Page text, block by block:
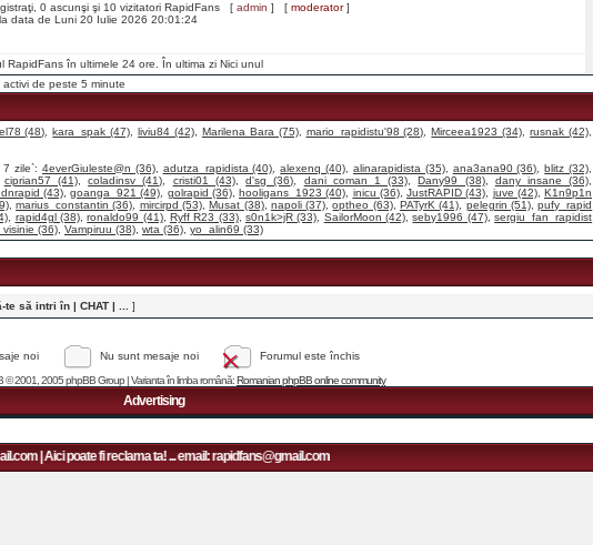
0 ascunşi şi 10 vizitatori RapidFans [ admin ] [ moderator]
la data de Luni 20 Iulie 2026 20:01:24
RapidFans în ultimele 24 ore. În ultima zi Nici unul
de peste 5 minute
(48) ,kara_spak (47) ,liviu84 (42) Marilena Bara (75), mario_rapidistu'98 (28) ,Mirceea1923 (34) ,rusnak (42)
7 zile`: 4everGiuleste@n (36), adutza_rapidista (40) ,alexenq (40) alinarapidista (35), ana3ana90 (36) ,blitz (32)
ciprian57 (41),coladinsv (41) cristi01 (43),d'sg (36) dani_coman_1 (33),Dany99 (38), dany_insane (36)
(43), goanga_921 (49) golrapid (36), hooligans_1923 (40) inicu (36), JustRAPID (43) juve (42), K1n9p1n
,marius_constantin (36) mircirpd (53),Musat (38), napoli (37) ,optheo (63),PATyrK (41) pelegrin (51),pufy_rapid
rapid4gl (38),ronaldo99 (41), Ryff R23 (33),s0n1k>jR (33) SailorMoon (42) ,seby1996 (47),sergiu_fan_rapidist
visinie (36) Vampiruu (38) wta (36) yo_alin69 (33)
te să intri în | CHAT | ... ]
noi Nu sunt mesaje noi
Forumul este închis
© 2001, 2005 phpBB Group | Varianta în limba română:Romanian phpBB online community
Advertising
| Aici poate fi reclama ta! ... email: rapidfans@gmail.com